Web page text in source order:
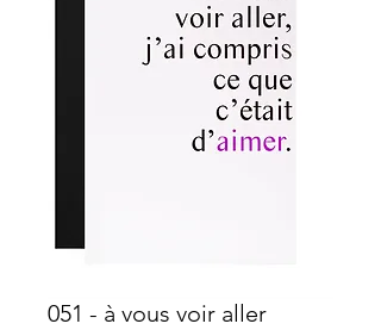
051 - à vous voir aller